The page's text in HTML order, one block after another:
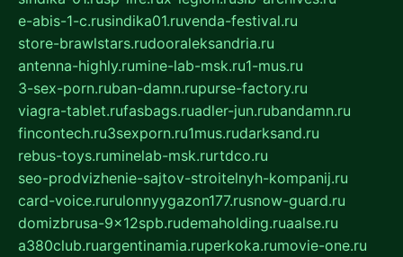
e-abis-1-c.rusindika01.ruvenda-festival.ru
store-brawlstars.rudooraleksandria.ru
antenna-highly.rumine-lab-msk.ru1-mus.ru
3-sex-porn.ruban-damn.rupurse-factory.ru
viagra-tablet.rufasbags.ruadler-jun.rubandamn.ru
fincontech.ru3sexporn.ru1mus.rudarksand.ru
rebus-toys.ruminelab-msk.rurtdco.ru
seo-prodvizhenie-sajtov-stroitelnyh-kompanij.ru
card-voice.rurulonnyygazon177.rusnow-guard.ru
domizbrusa-9x12spb.rudemaholding.ruaalse.ru
a380club.ruargentinamia.ruperkoka.rumovie-one.ru